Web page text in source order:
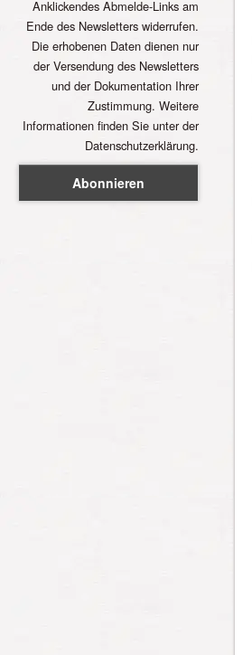
Anklickendes Abmelde-Links am
Ende des Newsletters widerrufen.
Die erhobenen Daten dienen nur
der Versendung des Newsletters
und der Dokumentation Ihrer
Zustimmung. Weitere
Informationen finden Sie unter der
Datenschutzerklärung.